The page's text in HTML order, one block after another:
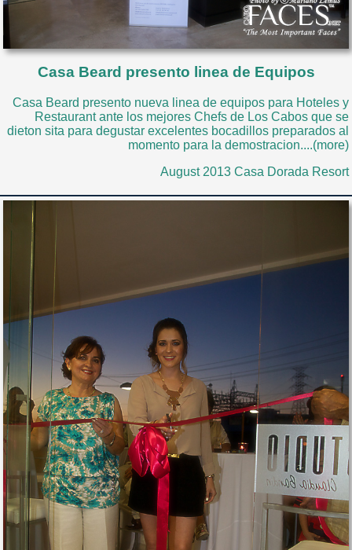
Casa Beard presento linea de Equipos
Casa Beard presento nueva linea de equipos para Hoteles y
Restaurant ante los mejores Chefs de Los Cabos que se
dieton sita para degustar excelentes bocadillos preparados al
momento para la demostracion....(more)
August 2013 Casa Dorada Resort